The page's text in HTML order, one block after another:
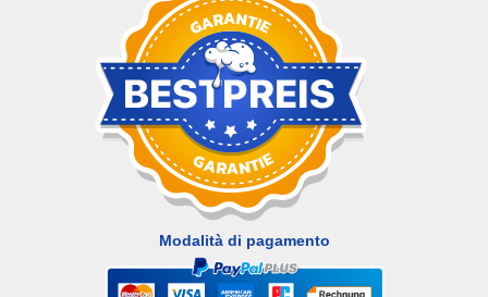
Modalità di pagamento